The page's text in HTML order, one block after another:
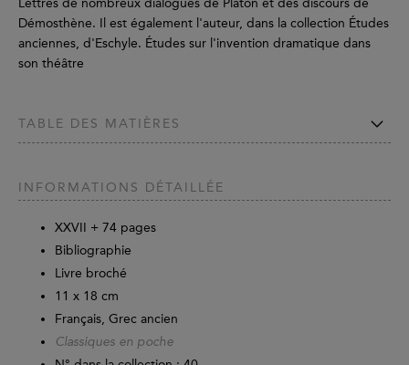
Démosthène. Il est également l'auteur, dans la collection Études
anciennes, d'Eschyle. Études sur l'invention dramatique dans
son théâtre
TABLE DES MATIÈRES
INFORMATIONS DÉTAILLÉE
XXVII + 74 pages
Bibliographie
Livre broché
11 x 18 cm
Français, Grec ancien
Classiques en poche